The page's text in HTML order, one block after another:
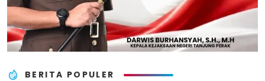
BERITA POPULER